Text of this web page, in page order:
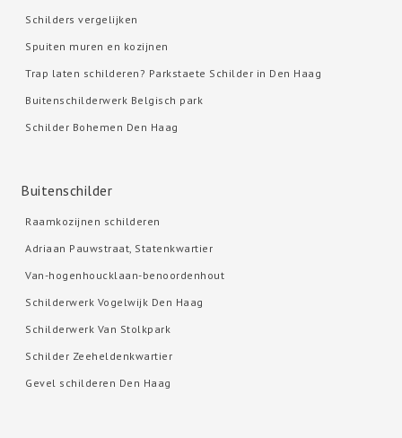
Schilders vergelijken
Spuiten muren en kozijnen
Trap laten schilderen? Parkstaete Schilder in Den Haag
Buitenschilderwerk Belgisch park
Schilder Bohemen Den Haag
Buitenschilder
Raamkozijnen schilderen
Adriaan Pauwstraat, Statenkwartier
Van-hogenhoucklaan-benoordenhout
Schilderwerk Vogelwijk Den Haag
Schilderwerk Van Stolkpark
Schilder Zeeheldenkwartier
Gevel schilderen Den Haag